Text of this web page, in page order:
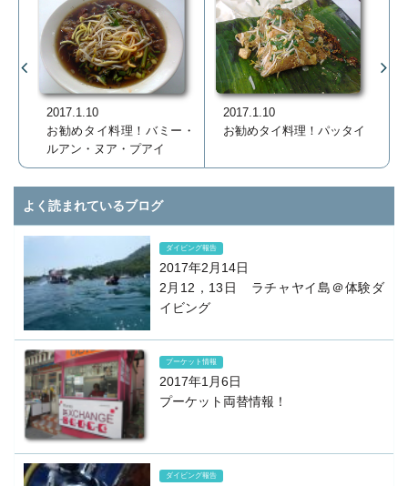
2017.1.10
お勧めタイ料理！バミー・
ルアン・ヌア・プアイ
2017.1.10
お勧めタイ料理！パッタイ
よく読まれているブログ
ダイビング報告
2017年2月14日
2月12，13日 ラチャヤイ島＠体験ダ
イビング
プーケット情報
2017年1月6日
プーケット両替情報！
ダイビング報告